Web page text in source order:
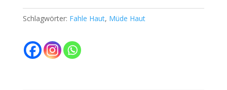
Schlagwörter: Fahle Haut, Müde Haut